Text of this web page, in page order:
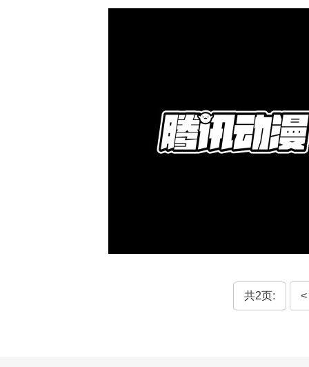
共2页: <